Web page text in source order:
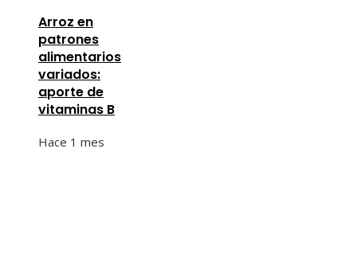
Arroz en
patrones
alimentarios
variados:
aporte de
vitaminas B
Hace 1 mes